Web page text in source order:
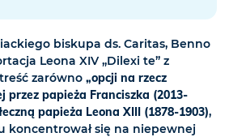
biskupa ds. Caritas, Benno
Leona XIV „Dilexi te” z
zarówno „opcji na rzecz
przez papieża Franciszka (2013-
papieża Leona XIII (1878-1903),
koncentrował się na niepewnej